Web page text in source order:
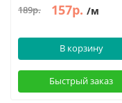
189р. 157р. /м
В корзину
Быстрый заказ